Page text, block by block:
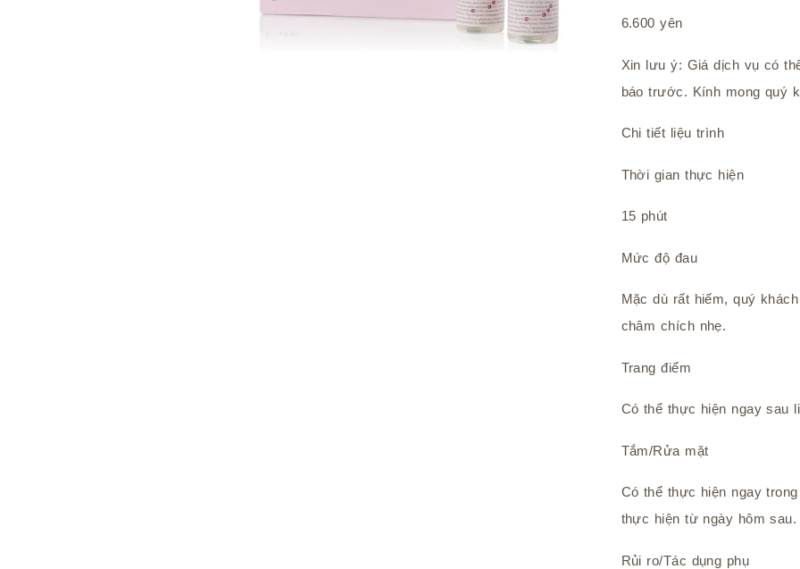
6.600 yên
Xin lưu ý: Giá dịch vụ có
báo trước. Kính mong quý
Chi tiết liệu trình
Thời gian thực hiện
15 phút
Mức độ đau
Mặc dù rất hiếm, quý
châm chích nhẹ.
Trang điểm
Có thể thực hiện ngay sau
Tắm/Rửa mặt
Có thể thực hiện ngay
thực hiện từ ngày hôm sau.
Rủi ro/Tác dụng phụ